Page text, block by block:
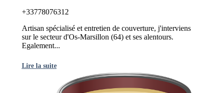
+33778076312
Artisan spécialisé et entretien de couverture, j'interviens
sur le secteur d'Os-Marsillon (64) et ses alentours.
Egalement...
Lire la suite